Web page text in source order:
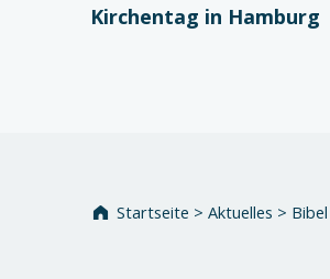
Kirchentag in Hamburg
Startseite > Aktuelles >